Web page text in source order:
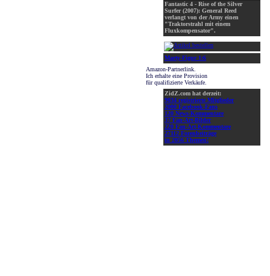
Fantastic 4 - Rise of the Silver
Surfer (2007): General Reed
verlangt von der Army einen
"Traktorstrahl mit einem
Fluxkompensator".
Marty-Figur 1:6
Amazon-Partnerlink.
Ich erhalte eine Provision
für qualifizierte Verkäufe.
ZidZ.com hat derzeit:
9034 registrierte Mitglieder
2000 Facebook-Fans
120 News-Kommentare
37 Fan-Art-Bilder
220 Fan-Art-Kommentare
27112 Forenbeiträge
in 2056 Themen!